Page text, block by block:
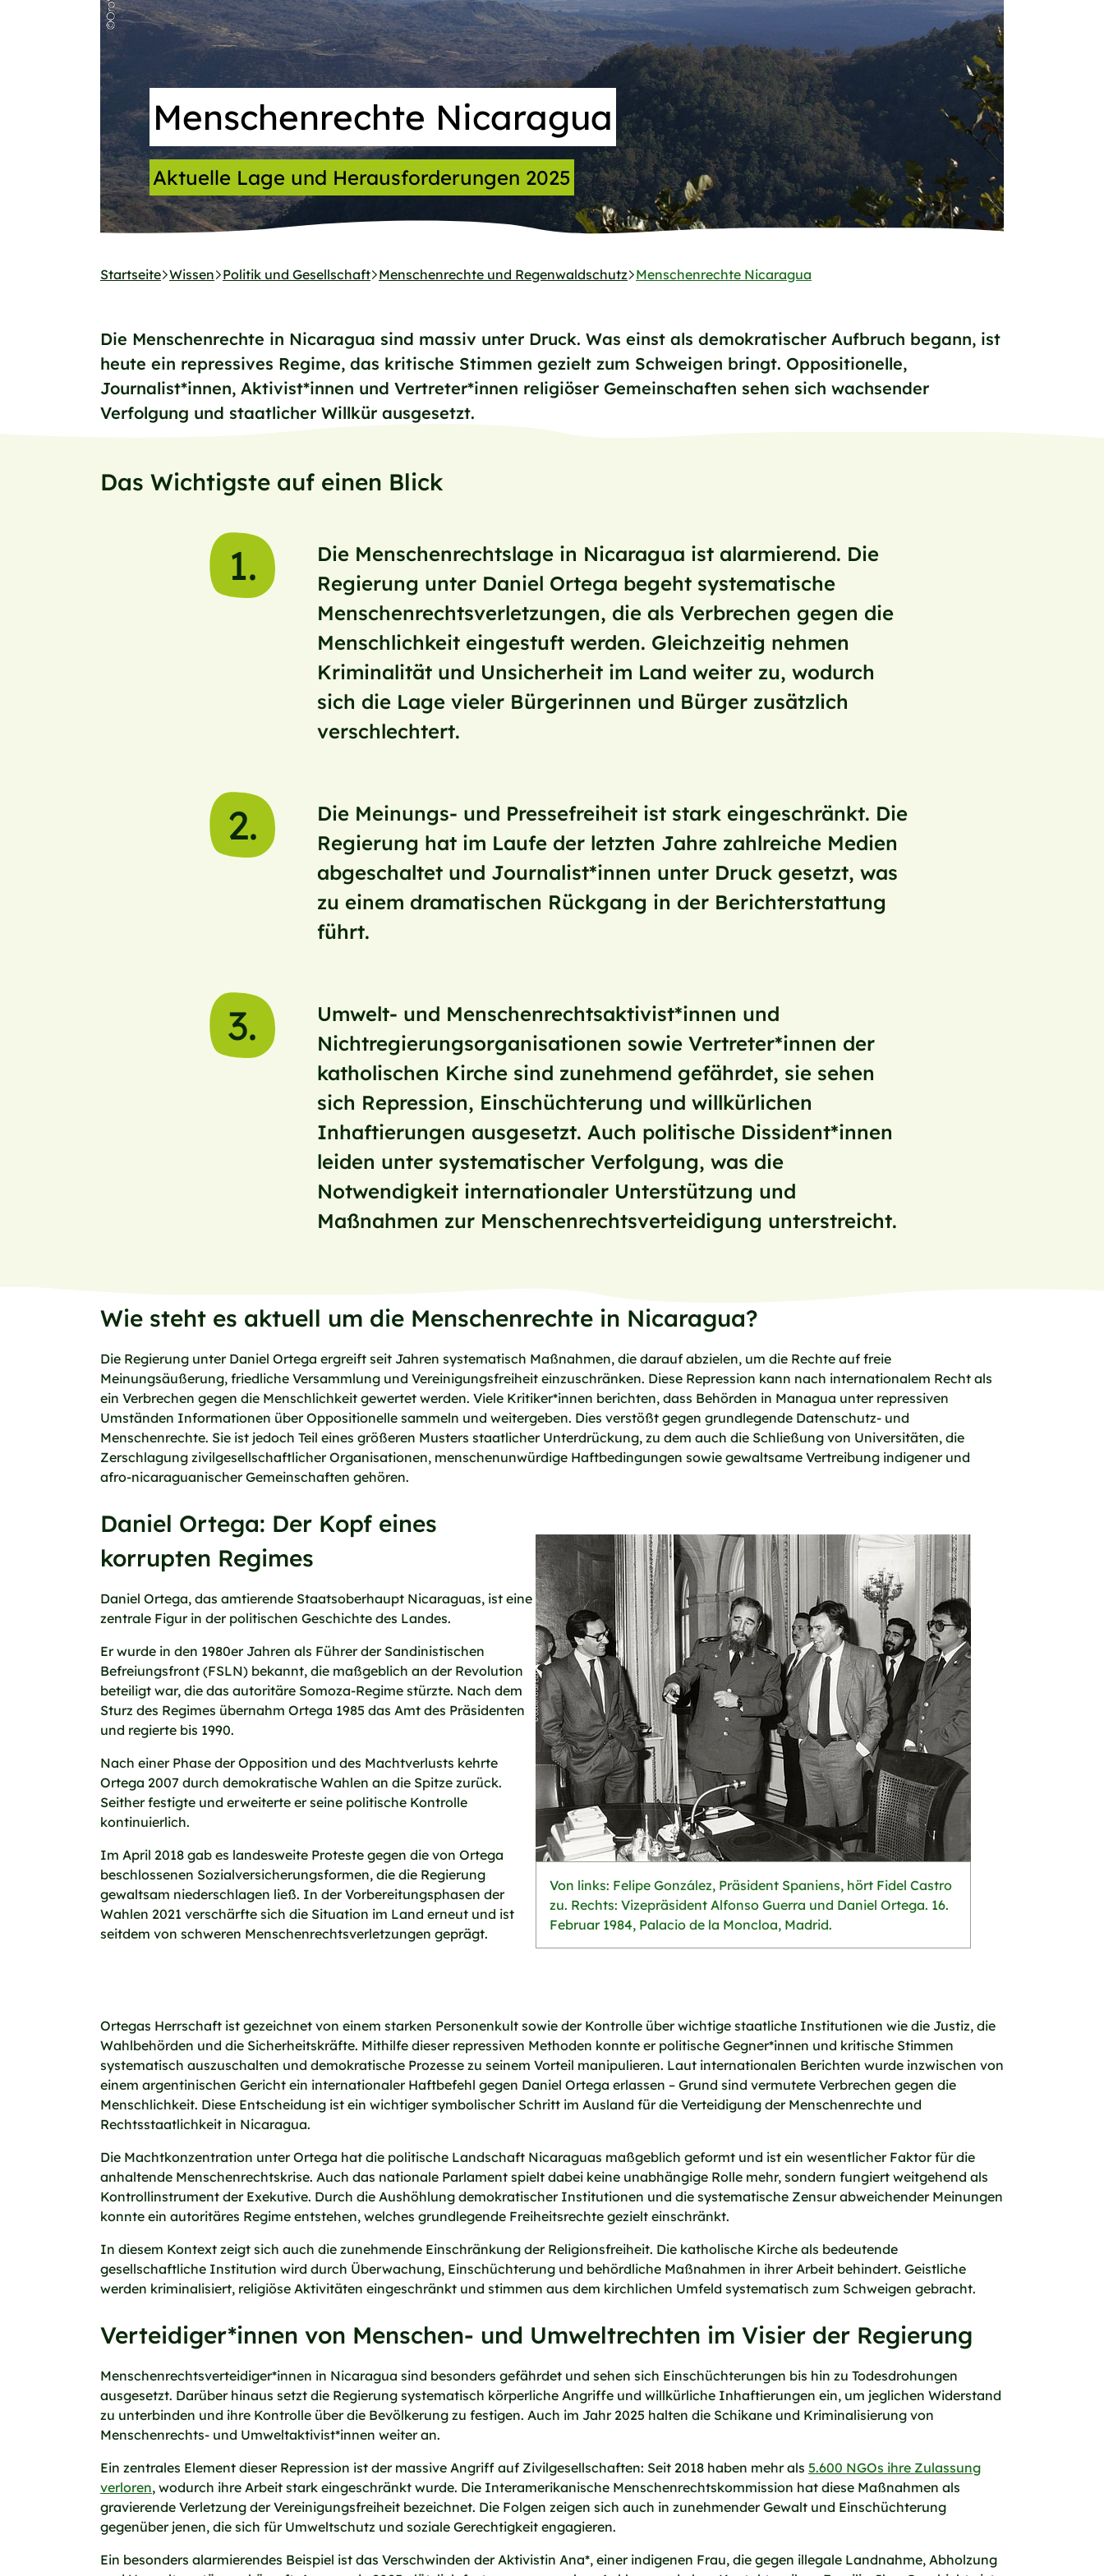
Menschenrechte Nicaragua
Aktuelle Lage und Herausforderungen 2025
Startseite Wissen Politik und Gesellschaft Menschenrechte und Regenwaldschutz Menschenrechte Nicaragua
Die Menschenrechte in Nicaragua sind massiv unter Druck. Was einst als demokratischer Aufbruch begann, ist
heute ein repressives Regime, das kritische Stimmen gezielt zum Schweigen bringt. Oppositionelle,
Journalist*innen, Aktivist*innen und Vertreter*innen religiöser Gemeinschaften sehen sich wachsender
Verfolgung und staatlicher Willkür ausgesetzt.
Das Wichtigste auf einen Blick
1.
Die Menschenrechtslage in Nicaragua ist alarmierend. Die
Regierung unter Daniel Ortega begeht systematische
Menschenrechtsverletzungen, die als Verbrechen gegen die
Menschlichkeit eingestuft werden. Gleichzeitig nehmen
Kriminalität und Unsicherheit im Land weiter zu, wodurch
sich die Lage vieler Bürgerinnen und Bürger zusätzlich
verschlechtert.
2.
Die Meinungs- und Pressefreiheit ist stark eingeschränkt. Die
Regierung hat im Laufe der letzten Jahre zahlreiche Medien
abgeschaltet und Journalist*innen unter Druck gesetzt, was
zu einem dramatischen Rückgang in der Berichterstattung
führt.
3.
Umwelt- und Menschenrechtsaktivist*innen und
Nichtregierungsorganisationen sowie Vertreter*innen der
katholischen Kirche sind zunehmend gefährdet, sie sehen
sich Repression, Einschüchterung und willkürlichen
Inhaftierungen ausgesetzt. Auch politische Dissident*innen
leiden unter systematischer Verfolgung, was die
Notwendigkeit internationaler Unterstützung und
Maßnahmen zur Menschenrechtsverteidigung unterstreicht.
Wie steht es aktuell um die Menschenrechte in Nicaragua?
Die Regierung unter Daniel Ortega ergreift seit Jahren systematisch Maßnahmen, die darauf abzielen, um die Rechte auf freie
Meinungsäußerung, friedliche Versammlung und Vereinigungsfreiheit einzuschränken. Diese Repression kann nach internationalem Recht als
ein Verbrechen gegen die Menschlichkeit gewertet werden. Viele Kritiker*innen berichten, dass Behörden in Managua unter repressiven
Umständen Informationen über Oppositionelle sammeln und weitergeben. Dies verstößt gegen grundlegende Datenschutz- und
Menschenrechte. Sie ist jedoch Teil eines größeren Musters staatlicher Unterdrückung, zu dem auch die Schließung von Universitäten, die
Zerschlagung zivilgesellschaftlicher Organisationen, menschenunwürdige Haftbedingungen sowie gewaltsame Vertreibung indigener und
afro-nicaraguanischer Gemeinschaften gehören.
Von links: Felipe González, Präsident Spaniens, hört Fidel Castro
zu. Rechts: Vizepräsident Alfonso Guerra und Daniel Ortega. 16.
Februar 1984, Palacio de la Moncloa, Madrid.
Daniel Ortega: Der Kopf eines
korrupten Regimes
Daniel Ortega, das amtierende Staatsoberhaupt Nicaraguas, ist eine
zentrale Figur in der politischen Geschichte des Landes.
Er wurde in den 1980er Jahren als Führer der Sandinistischen
Befreiungsfront (FSLN) bekannt, die maßgeblich an der Revolution
beteiligt war, die das autoritäre Somoza-Regime stürzte. Nach dem
Sturz des Regimes übernahm Ortega 1985 das Amt des Präsidenten
und regierte bis 1990.
Nach einer Phase der Opposition und des Machtverlusts kehrte
Ortega 2007 durch demokratische Wahlen an die Spitze zurück.
Seither festigte und erweiterte er seine politische Kontrolle
kontinuierlich.
Im April 2018 gab es landesweite Proteste gegen die von Ortega
beschlossenen Sozialversicherungsformen, die die Regierung
gewaltsam niederschlagen ließ. In der Vorbereitungsphasen der
Wahlen 2021 verschärfte sich die Situation im Land erneut und ist
seitdem von schweren Menschenrechtsverletzungen geprägt.
Ortegas Herrschaft ist gezeichnet von einem starken Personenkult sowie der Kontrolle über wichtige staatliche Institutionen wie die Justiz, die
Wahlbehörden und die Sicherheitskräfte. Mithilfe dieser repressiven Methoden konnte er politische Gegner*innen und kritische Stimmen
systematisch auszuschalten und demokratische Prozesse zu seinem Vorteil manipulieren. Laut internationalen Berichten wurde inzwischen von
einem argentinischen Gericht ein internationaler Haftbefehl gegen Daniel Ortega erlassen – Grund sind vermutete Verbrechen gegen die
Menschlichkeit. Diese Entscheidung ist ein wichtiger symbolischer Schritt im Ausland für die Verteidigung der Menschenrechte und
Rechtsstaatlichkeit in Nicaragua.
Die Machtkonzentration unter Ortega hat die politische Landschaft Nicaraguas maßgeblich geformt und ist ein wesentlicher Faktor für die
anhaltende Menschenrechtskrise. Auch das nationale Parlament spielt dabei keine unabhängige Rolle mehr, sondern fungiert weitgehend als
Kontrollinstrument der Exekutive. Durch die Aushöhlung demokratischer Institutionen und die systematische Zensur abweichender Meinungen
konnte ein autoritäres Regime entstehen, welches grundlegende Freiheitsrechte gezielt einschränkt.
In diesem Kontext zeigt sich auch die zunehmende Einschränkung der Religionsfreiheit. Die katholische Kirche als bedeutende
gesellschaftliche Institution wird durch Überwachung, Einschüchterung und behördliche Maßnahmen in ihrer Arbeit behindert. Geistliche
werden kriminalisiert, religiöse Aktivitäten eingeschränkt und stimmen aus dem kirchlichen Umfeld systematisch zum Schweigen gebracht.
Verteidiger*innen von Menschen- und Umweltrechten im Visier der Regierung
Menschenrechtsverteidiger*innen in Nicaragua sind besonders gefährdet und sehen sich Einschüchterungen bis hin zu Todesdrohungen
ausgesetzt. Darüber hinaus setzt die Regierung systematisch körperliche Angriffe und willkürliche Inhaftierungen ein, um jeglichen Widerstand
zu unterbinden und ihre Kontrolle über die Bevölkerung zu festigen. Auch im Jahr 2025 halten die Schikane und Kriminalisierung von
Menschenrechts- und Umweltaktivist*innen weiter an.
Ein zentrales Element dieser Repression ist der massive Angriff auf Zivilgesellschaften: Seit 2018 haben mehr als 5.600 NGOs ihre Zulassung
verloren, wodurch ihre Arbeit stark eingeschränkt wurde. Die Interamerikanische Menschenrechtskommission hat diese Maßnahmen als
gravierende Verletzung der Vereinigungsfreiheit bezeichnet. Die Folgen zeigen sich auch in zunehmender Gewalt und Einschüchterung
gegenüber jenen, die sich für Umweltschutz und soziale Gerechtigkeit engagieren.
Ein besonders alarmierendes Beispiel ist das Verschwinden der Aktivistin Ana*, einer indigenen Frau, die gegen illegale Landnahme, Abholzung